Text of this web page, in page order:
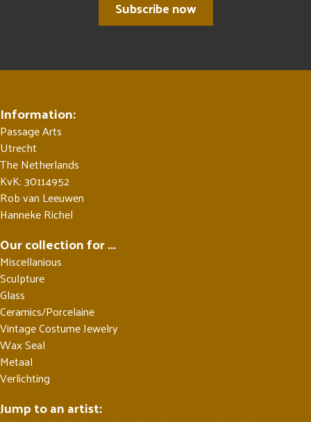
Subscribe now
Information:
Passage Arts
Utrecht
The Netherlands
KvK: 30114952
Rob van Leeuwen
Hanneke Richel
Our collection for ...
Miscellanious
Sculpture
Glass
Ceramics/Porcelaine
Vintage Costume Jewelry
Wax Seal
Metaal
Verlichting
Jump to an artist: